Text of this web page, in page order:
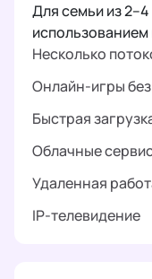
Для семьи из
использованием
Несколько
Онлайн-игры
Быстрая
Облачные
Удаленная
IP-телевидение